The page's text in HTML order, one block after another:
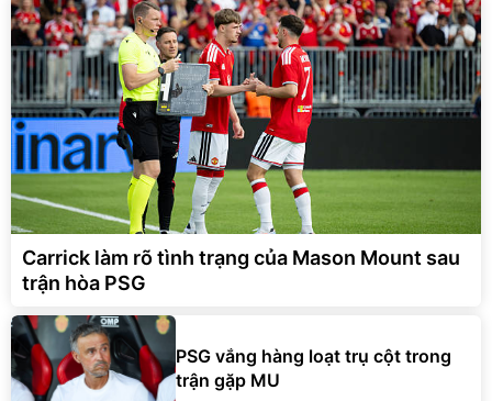
Carrick làm rõ tình trạng của Mason Mount sau
trận hòa PSG
PSG vắng hàng loạt trụ cột trong
trận gặp MU